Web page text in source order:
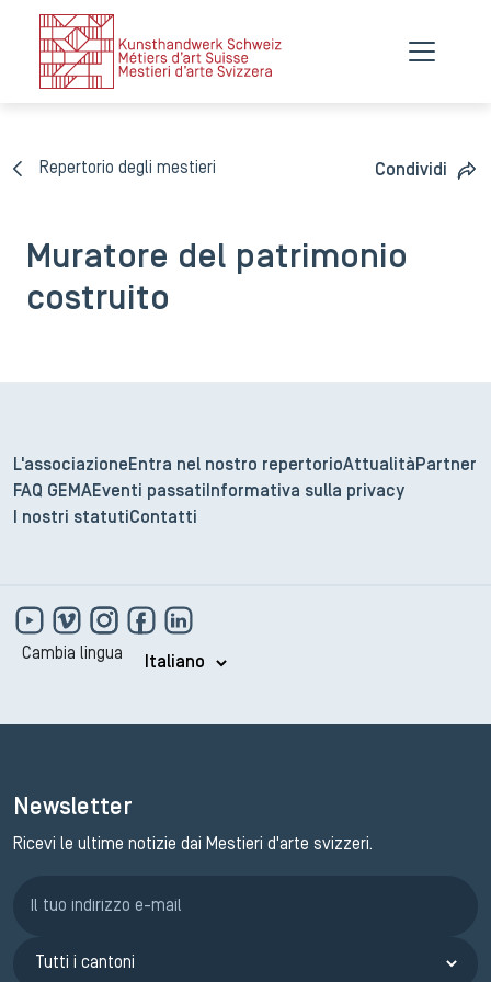
Repertorio degli mestieri Condividi
Muratore del patrimonio
costruito
L'associazione Entra nel nostro repertorioAttualità Partner
FAQ GEMAEventi passati
Informativa sulla privacy
I nostri statuti Contatti
Cambia lingua
Newsletter
Ricevi le ultime notizie dai Mestieri d'arte svizzeri.